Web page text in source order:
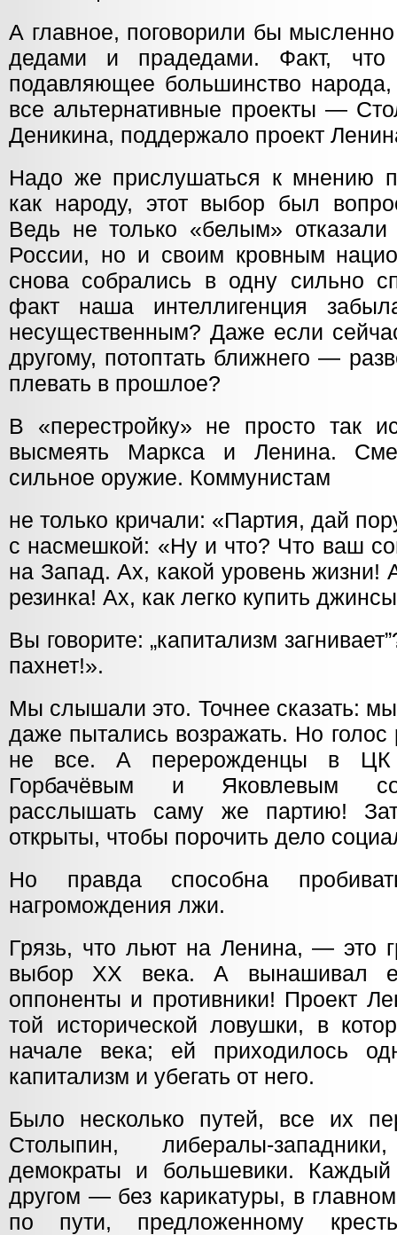
А главное, поговорили бы
дедами и прадедами. Факт,
подавляющее большинство
все альтернативные проекты —
Деникина, поддержало проект
Надо же прислушаться к мнению
как народу, этот выбор был
Ведь не только «белым»
России, но и своим кровным
снова собрались в одну сильно
факт наша интеллигенция
несущественным? Даже если
другому, потоптать ближнего —
плевать в прошлое?
В «перестройку» не просто так
высмеять Маркса и Ленина.
сильное оружие. Коммунистам
не только кричали: «Партия, дай
с насмешкой: «Ну и что? Что ваш
на Запад. Ах, какой уровень жизни!
резинка! Ах, как легко купить
Вы говорите: „капитализм
пахнет!».
Мы слышали это. Точнее сказать:
даже пытались возражать. Но
не все. А перерожденцы в
Горбачёвым и Яковлевым
расслышать саму же партию!
открыты, чтобы порочить дело
Но правда способна
нагромождения лжи.
Грязь, что льют на Ленина, — это
выбор ХХ века. А вынашивал
оппоненты и противники! Проект
той исторической ловушки, в
начале века; ей приходилось
капитализм и убегать от него.
Было несколько путей, все их
Столыпин, либералы-
демократы и большевики.
другом — без карикатуры, в
по пути, предложенному